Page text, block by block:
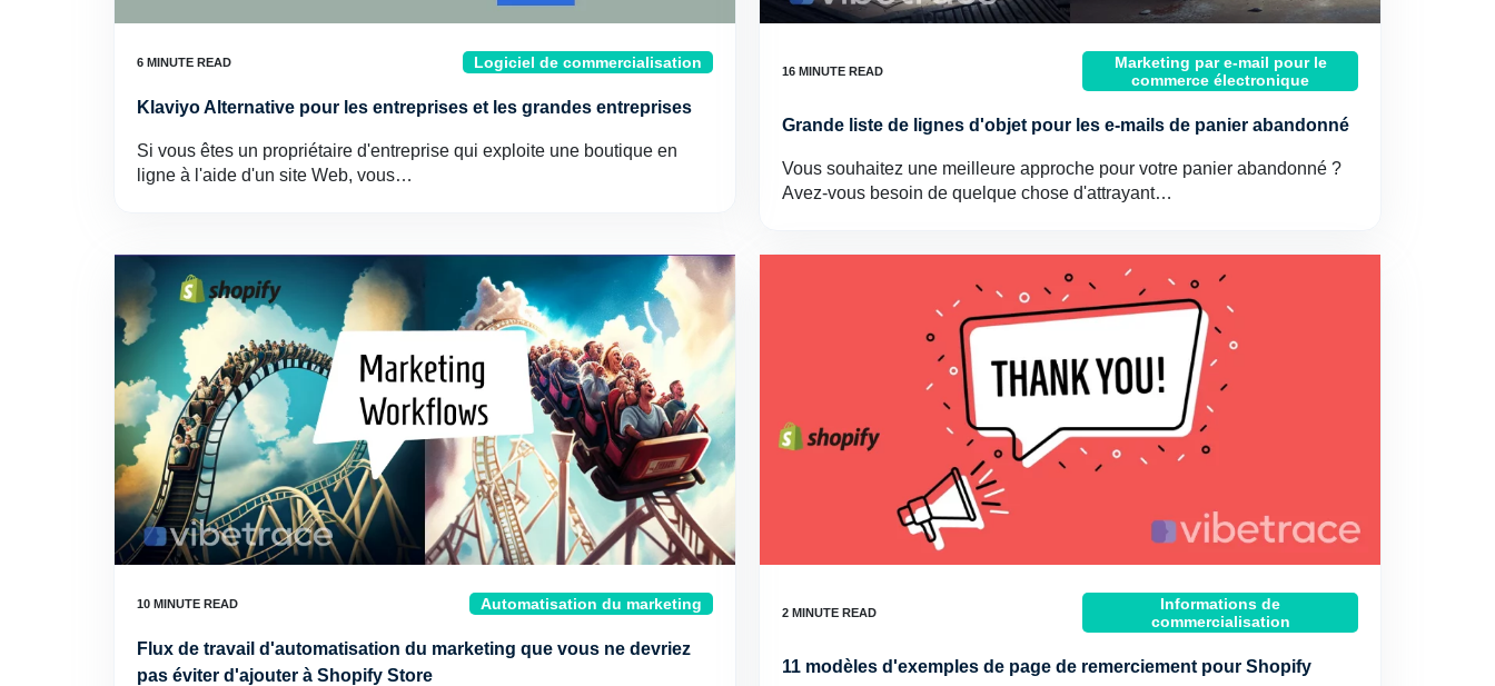
Logiciel de commercialisation
Klaviyo Alternative pour les entreprises et les grandes entreprises
Si vous êtes un propriétaire d'entreprise qui exploite une boutique en
ligne à l'aide d'un site Web, vous…
Marketing par e-mail pour le
commerce électronique
Grande liste de lignes d'objet pour les e-mails de panier abandonné
Vous souhaitez une meilleure approche pour votre panier abandonné ?
Avez-vous besoin de quelque chose d'attrayant…
Automatisation du marketing
Flux de travail d'automatisation du marketing que vous ne devriez
pas éviter d'ajouter à Shopify Store
Informations de
commercialisation
11 modèles d'exemples de page de remerciement pour Shopify